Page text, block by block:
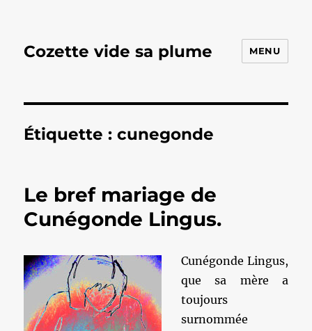
Cozette vide sa plume MENU
Étiquette :cunegonde
Le bref mariage de
Cunégonde Lingus.
Cunégonde Lingus,
que sa mère a
toujours
surnommée